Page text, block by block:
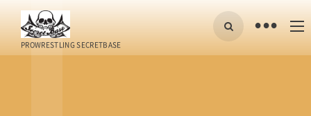
PROWRESTLING SECRETBASE
•